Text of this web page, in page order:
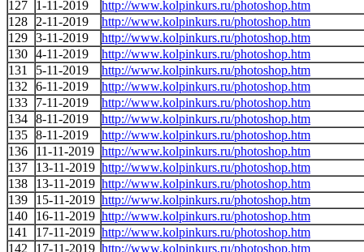
127 1-11-2019
http://www.kolpinkurs.ru/photoshop.htm
128
2-11-2019
http://www.kolpinkurs.ru/photoshop.htm
129 3-11-2019
http://www.kolpinkurs.ru/photoshop.htm
130 4-11-2019
http://www.kolpinkurs.ru/photoshop.htm
131
5-11-2019
http://www.kolpinkurs.ru/photoshop.htm
132
6-11-2019
http://www.kolpinkurs.ru/photoshop.htm
133
7-11-2019
http://www.kolpinkurs.ru/photoshop.htm
134 8-11-2019
http://www.kolpinkurs.ru/photoshop.htm
135 8-11-2019
http://www.kolpinkurs.ru/photoshop.htm
136
11-11-2019 http://www.kolpinkurs.ru/photoshop.htm
137
13-11-2019 http://www.kolpinkurs.ru/photoshop.htm
138
13-11-2019 http://www.kolpinkurs.ru/photoshop.htm
139
15-11-2019 http://www.kolpinkurs.ru/photoshop.htm
140
16-11-2019 http://www.kolpinkurs.ru/photoshop.htm
141
17-11-2019 http://www.kolpinkurs.ru/photoshop.htm
142
17-11-2019 http://www.kolpinkurs.ru/photoshop.htm